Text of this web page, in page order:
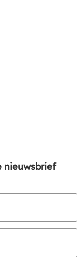
nieuwsbrief